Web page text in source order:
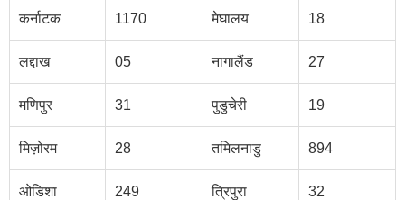
कर्नाटक 1170 मेघालय 18
लद्दाख 05 नागालैंड 27
मणिपुर 31 पुडुचेरी 19
मिज़ोरम 28 तमिलनाडु 894
ओडिशा 249 त्रिपुरा 32